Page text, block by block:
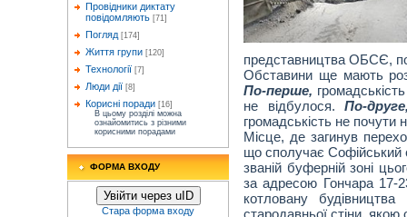
Провідники диктату
повідомляють [71]
Погляд [174]
Життя групи [120]
Технології [7]
Люди дії [8]
Корисні поради [16]
В цьому розділі можна
ознайомитись з різними
корисними порадами
ФОРМА ВХОДУ
Увійти через uID
Стара форма входу
представництва ОБСЄ,
Обставини ще мають
По-перше,
не відбулося.По-
громадськість не
Місце, де загинув
що сполучає Софійський
званій буферній зоні
за адресою Гончара 17-
котловану
стародавньої стіни, якою